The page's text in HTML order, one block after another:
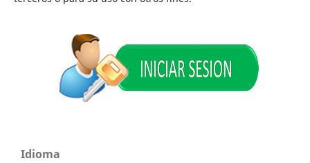
Idioma